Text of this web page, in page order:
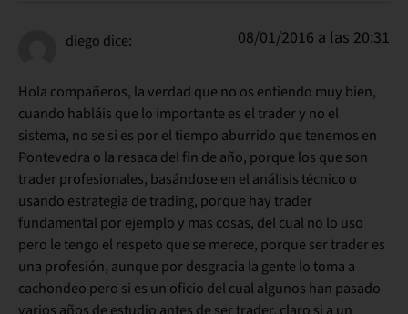
diego dice: 08/01/2016 a las 20:31
Hola compañeros, la verdad que no os entiendo muy bien,
cuando habláis que lo importante es el trader y no el
sistema, no se si es por el tiempo aburrido que tenemos en
Pontevedra o la resaca del fin de año, porque los que son
trader profesionales, basándose en el análisis técnico o
usando estrategia de trading, porque hay trader
fundamental por ejemplo y mas cosas, del cual no lo uso
pero le tengo el respeto que se merece, porque ser trader es
una profesión, aunque por desgracia la gente lo toma a
cachondeo pero si es un oficio del cual algunos han pasado